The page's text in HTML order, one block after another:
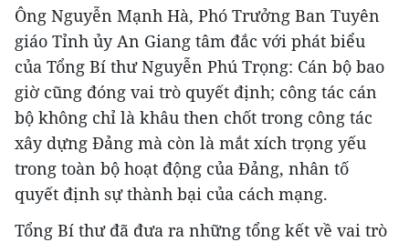
Ông Nguyễn Mạnh Hà, Phó Trưởng Ban Tuyên
giáo Tỉnh ủy An Giang tâm đắc với phát biểu
của Tổng Bí thư Nguyễn Phú Trọng: Cán bộ bao
giờ cũng đóng vai trò quyết định; công tác cán
bộ không chỉ là khâu then chốt trong công tác
xây dựng Đảng mà còn là mắt xích trọng yếu
trong toàn bộ hoạt động của Đảng, nhân tố
quyết định sự thành bại của cách mạng.
Tổng Bí thư đã đưa ra những tổng kết về vai trò